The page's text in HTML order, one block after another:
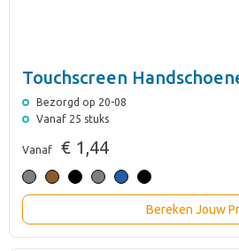
Touchscreen
Bezorgd op 20-08
Vanaf 25 stuks
Vanaf € 1,44
Bereken Jouw